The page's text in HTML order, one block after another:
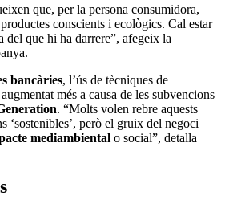
que, per la persona consumidora,
conscients i ecològics. Cal estar
del que hi ha darrere”, afegeix la
bancàries, l’ús de tècniques de
més a causa de les subvencions
. “Molts volen rebre aquests
‘sostenibles’, però el gruix del negoci
mediambiental o social”, detalla